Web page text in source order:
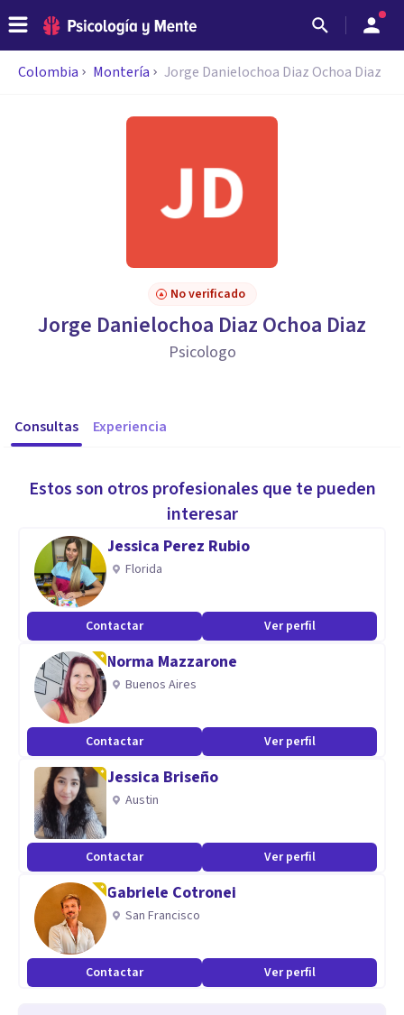
Colombia Montería Jorge Danielochoa Diaz Ochoa Diaz
No verificado
Jorge Danielochoa Diaz Ochoa Diaz
Psicologo
Consultas Experiencia
Estos son otros profesionales que te pueden
interesar
Jessica Perez Rubio
Florida
Contactar Ver perfil
Norma Mazzarone
Buenos Aires
Contactar Ver perfil
Jessica Briseño
Austin
Contactar Ver perfil
Gabriele Cotronei
San Francisco
Contactar Ver perfil